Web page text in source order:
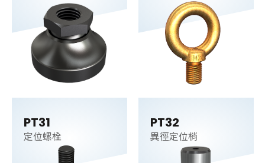
PT31
定位螺栓
PT32
異徑定位梢